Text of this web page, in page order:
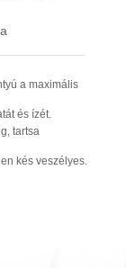
a maximális
és ízét.
tartsa
kés veszélyes.